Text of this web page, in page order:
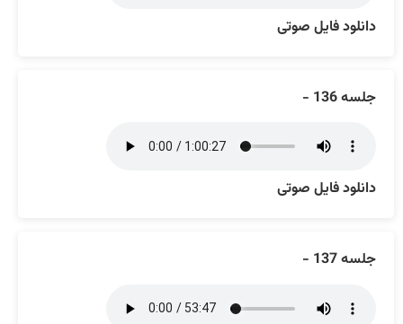
دانلود فایل صوتی
جلسه 136 -
دانلود فایل صوتی
جلسه 137 -